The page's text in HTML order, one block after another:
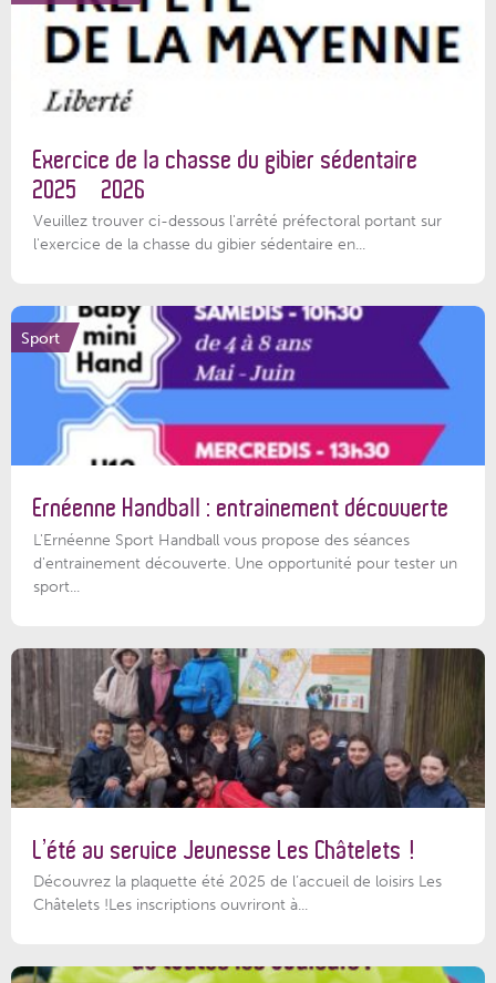
Exercice de la chasse du gibier sédentaire
2025 – 2026
Veuillez trouver ci-dessous l'arrêté préfectoral portant sur
l'exercice de la chasse du gibier sédentaire en...
Sport
Ernéenne Handball : entrainement découverte
L'Ernéenne Sport Handball vous propose des séances
d'entrainement découverte. Une opportunité pour tester un
sport...
L’été au service Jeunesse Les Châtelets !
Découvrez la plaquette été 2025 de l’accueil de loisirs Les
Châtelets !Les inscriptions ouvriront à...